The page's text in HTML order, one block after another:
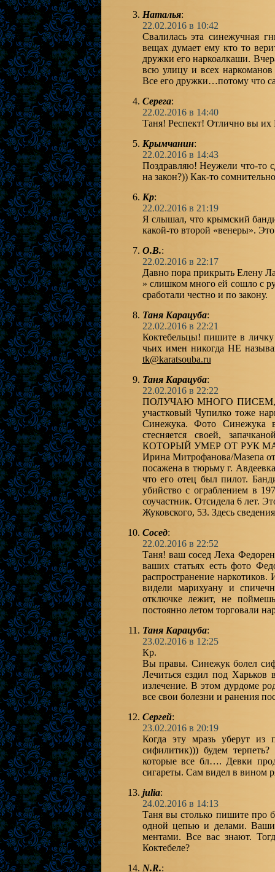
Наталья:
22.02.2016 в 10:42
Cвалилась эта синежучная
вещах думает ему кто то
дружки его наркоалкаши.
всю улицу и всех наркоманов
Все его дружки…потому что
Серега:
22.02.2016 в 14:40
Таня! Респект! Отлично вы
Крымчанин:
22.02.2016 в 14:43
Поздравляю! Неужели что-то
на закон?)) Как-то
Кр:
22.02.2016 в 21:19
Я слышал, что крымский
какой-то второй «венеры». Это
О.В.:
22.02.2016 в 22:17
Давно пора прикрыть Елену
» слишком много ей сошло с
сработали честно и по закону.
Таня Карацуба:
22.02.2016 в 22:21
Коктебельцы! пишите в
чьих имен никогда НЕ
tk@karatsouba.ru
Таня Карацуба:
22.02.2016 в 22:22
ПОЛУЧАЮ МНОГО ПИСЕМ,
участковый Чупилко тоже
Синежука. Фото Синежука
стесняется своей,
КОТОРЫЙ УМЕР ОТ РУК
Ирина Митрофанова/Мазепа
посажена в тюрьму г.
что его отец был пилот.
убийство с ограблением в
соучастник. Отсидела 6 лет.
Жуковского, 53. Здесь
Сосед:
22.02.2016 в 22:52
Таня! ваш сосед Леха
ваших статьях есть фото
распространение
видели марихуану и
отключке лежит, не
постоянно летом торговали
Таня Карацуба:
23.02.2016 в 12:25
Кр.
Вы правы. Синежук болел
Лечиться ездил под Харьков
излечение. В этом дурдоме
все свои болезни и ранения
Сергей:
23.02.2016 в 20:19
Когда эту мразь уберут из
сифилитик))) будем
которые все бл…. Девки
сигареты. Сам видел в вином
julia:
24.02.2016 в 14:13
Таня вы столько пишите про
одной цепью и делами.
ментами. Все вас знают.
Коктебеле?
N.R.: